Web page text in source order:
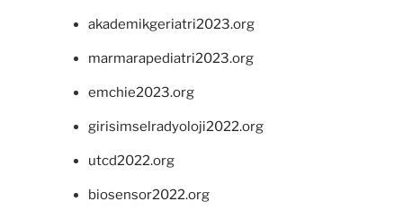
akademikgeriatri2023.org
marmarapediatri2023.org
emchie2023.org
girisimselradyoloji2022.org
utcd2022.org
biosensor2022.org